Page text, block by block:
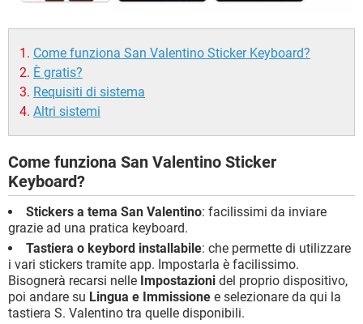
Come funziona San Valentino Sticker Keyboard?
È gratis?
Requisiti di sistema
Altri sistemi
Come funziona San Valentino Sticker
Keyboard?
Stickers a tema San Valentino: facilissimi da inviare
grazie ad una pratica keyboard.
Tastiera o keybord installabile: che permette di utilizzare
i vari stickers tramite app. Impostarla è facilissimo.
Bisognerà recarsi nelle Impostazioni del proprio dispositivo,
poi andare su Lingua e Immissione e selezionare da qui la
tastiera S. Valentino tra quelle disponibili.